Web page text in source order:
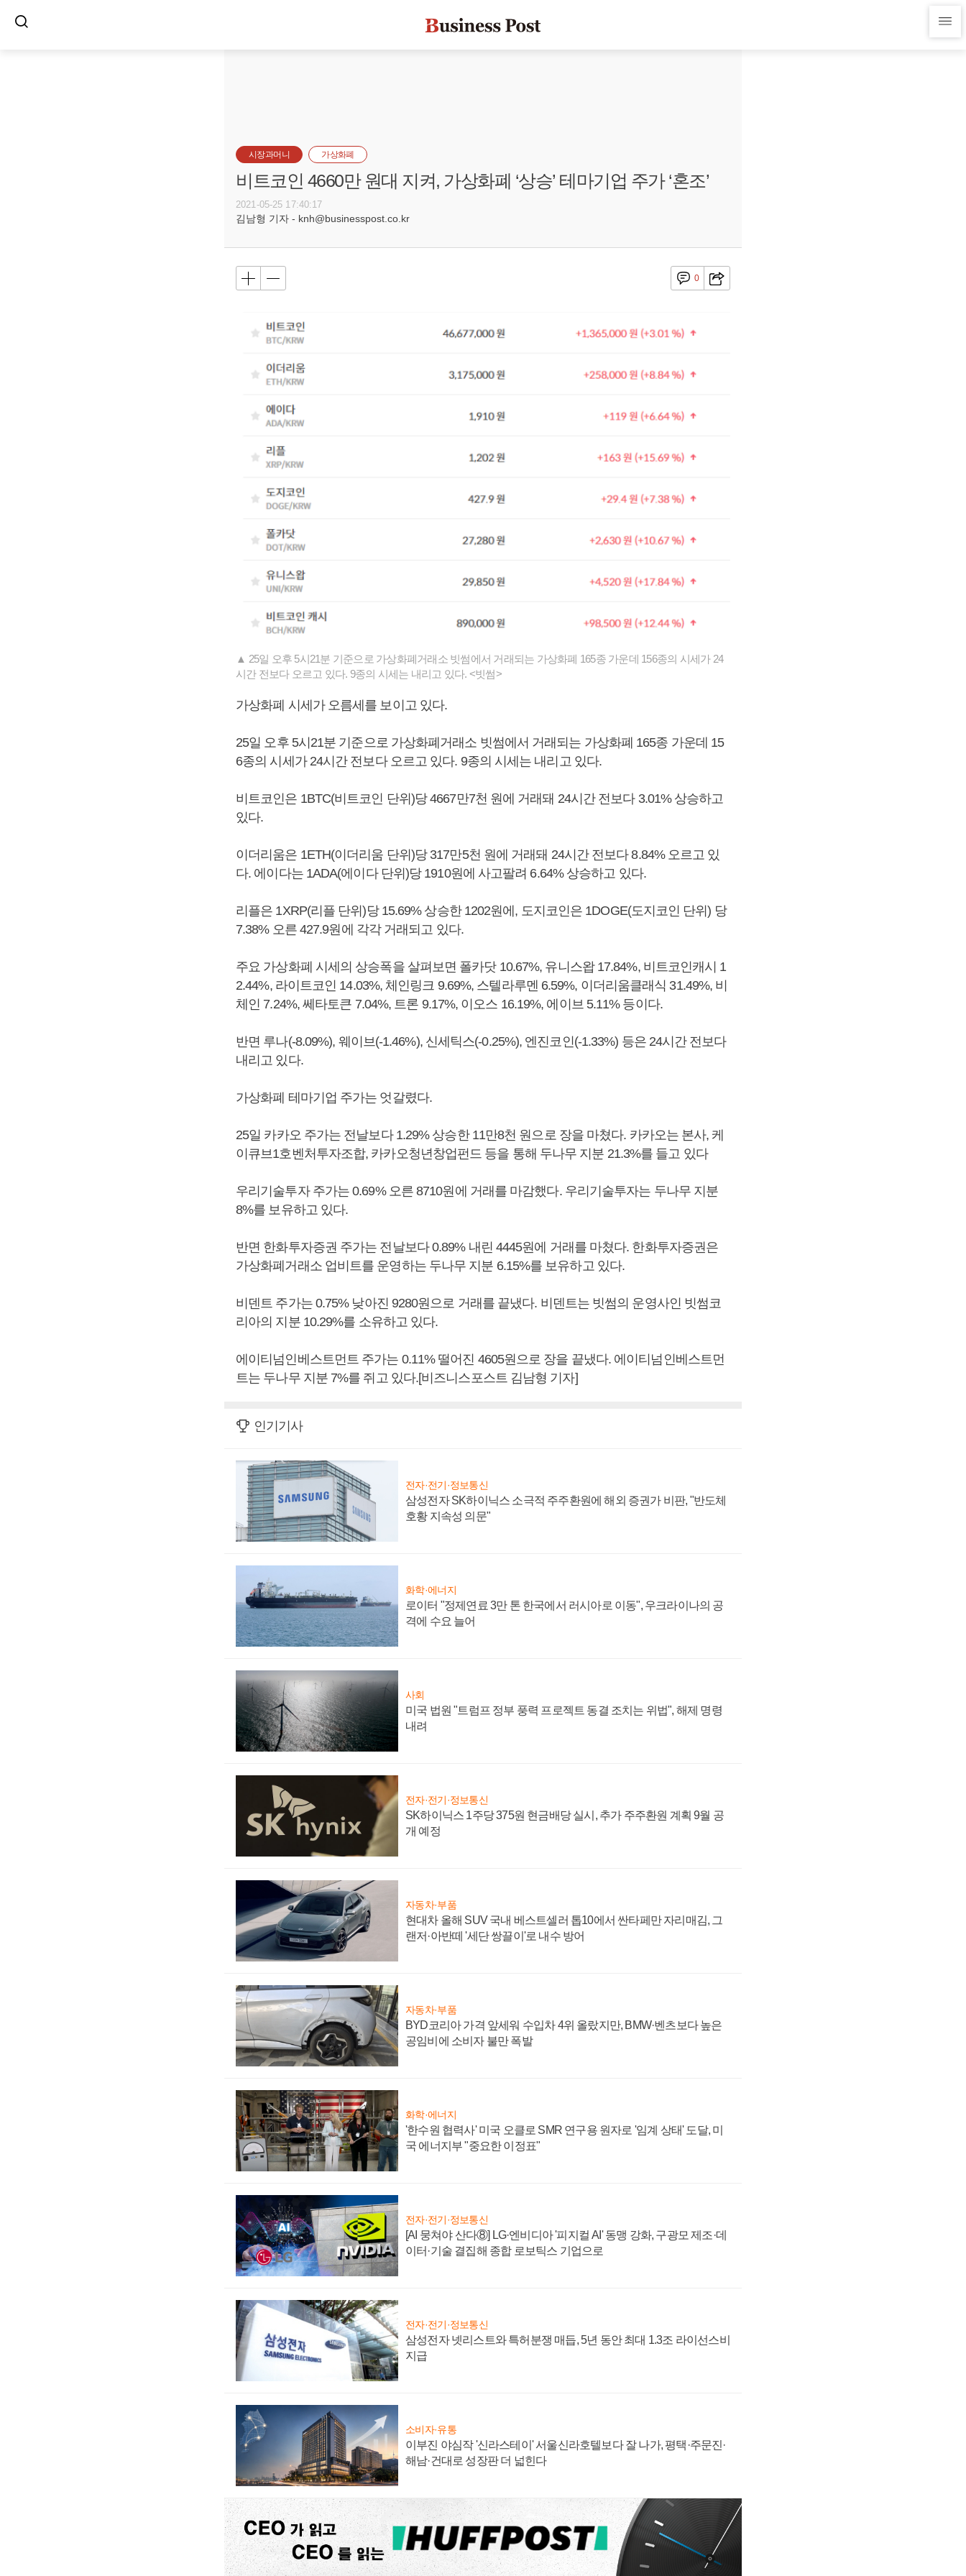
시장과머니 가상화폐
비트코인 4660만 원대 지켜, 가상화폐 ‘상승’ 테마기업 주가 ‘혼조’
2021-05-25 17:40:17
김남형 기자 - knh@businesspost.co.kr
0
▲ 25일 오후 5시21분 기준으로 가상화폐거래소 빗썸에서 거래되는 가상화폐 165종 가운데 156종의 시세가 24
시간 전보다 오르고 있다. 9종의 시세는 내리고 있다. <빗썸>
가상화폐 시세가 오름세를 보이고 있다.
25일 오후 5시21분 기준으로 가상화폐거래소 빗썸에서 거래되는 가상화폐 165종 가운데 15
6종의 시세가 24시간 전보다 오르고 있다. 9종의 시세는 내리고 있다.
비트코인은 1BTC(비트코인 단위)당 4667만7천 원에 거래돼 24시간 전보다 3.01% 상승하고
있다.
이더리움은 1ETH(이더리움 단위)당 317만5천 원에 거래돼 24시간 전보다 8.84% 오르고 있
다. 에이다는 1ADA(에이다 단위)당 1910원에 사고팔려 6.64% 상승하고 있다.
리플은 1XRP(리플 단위)당 15.69% 상승한 1202원에, 도지코인은 1DOGE(도지코인 단위) 당
7.38% 오른 427.9원에 각각 거래되고 있다.
주요 가상화폐 시세의 상승폭을 살펴보면 폴카닷 10.67%, 유니스왑 17.84%, 비트코인캐시 1
2.44%, 라이트코인 14.03%, 체인링크 9.69%, 스텔라루멘 6.59%, 이더리움클래식 31.49%, 비
체인 7.24%, 쎄타토큰 7.04%, 트론 9.17%, 이오스 16.19%, 에이브 5.11% 등이다.
반면 루나(-8.09%), 웨이브(-1.46%), 신세틱스(-0.25%), 엔진코인(-1.33%) 등은 24시간 전보다
내리고 있다.
가상화폐 테마기업 주가는 엇갈렸다.
25일 카카오 주가는 전날보다 1.29% 상승한 11만8천 원으로 장을 마쳤다. 카카오는 본사, 케
이큐브1호벤처투자조합, 카카오청년창업펀드 등을 통해 두나무 지분 21.3%를 들고 있다
우리기술투자 주가는 0.69% 오른 8710원에 거래를 마감했다. 우리기술투자는 두나무 지분
8%를 보유하고 있다.
반면 한화투자증권 주가는 전날보다 0.89% 내린 4445원에 거래를 마쳤다. 한화투자증권은
가상화폐거래소 업비트를 운영하는 두나무 지분 6.15%를 보유하고 있다.
비덴트 주가는 0.75% 낮아진 9280원으로 거래를 끝냈다. 비덴트는 빗썸의 운영사인 빗썸코
리아의 지분 10.29%를 소유하고 있다.
에이티넘인베스트먼트 주가는 0.11% 떨어진 4605원으로 장을 끝냈다. 에이티넘인베스트먼
트는 두나무 지분 7%를 쥐고 있다.[비즈니스포스트 김남형 기자]
인기기사
전자·전기·정보통신
삼성전자 SK하이닉스 소극적 주주환원에 해외 증권가 비판, "반도체
호황 지속성 의문"
화학·에너지
로이터 "정제연료 3만 톤 한국에서 러시아로 이동", 우크라이나의 공
격에 수요 늘어
사회
미국 법원 "트럼프 정부 풍력 프로젝트 동결 조치는 위법", 해제 명령
내려
전자·전기·정보통신
SK하이닉스 1주당 375원 현금배당 실시, 추가 주주환원 계획 9월 공
개 예정
자동차·부품
현대차 올해 SUV 국내 베스트셀러 톱10에서 싼타페만 자리매김, 그
랜저·아반떼 '세단 쌍끌이'로 내수 방어
자동차·부품
BYD코리아 가격 앞세워 수입차 4위 올랐지만, BMW·벤츠보다 높은
공임비에 소비자 불만 폭발
화학·에너지
'한수원 협력사' 미국 오클로 SMR 연구용 원자로 '임계 상태' 도달, 미
국 에너지부 "중요한 이정표"
전자·전기·정보통신
[AI 뭉쳐야 산다⑧] LG·엔비디아 '피지컬 AI' 동맹 강화, 구광모 제조·데
이터·기술 결집해 종합 로보틱스 기업으로
전자·전기·정보통신
삼성전자 넷리스트와 특허분쟁 매듭, 5년 동안 최대 1.3조 라이선스비
지급
소비자·유통
이부진 야심작 '신라스테이' 서울신라호텔보다 잘 나가, 평택·주문진·
해남·건대로 성장판 더 넓힌다